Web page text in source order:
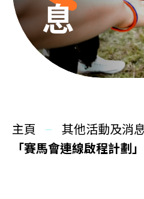
主頁
本會服務
慈善活動
息
主頁
其他活動及消
「賽馬會連線啟程計劃